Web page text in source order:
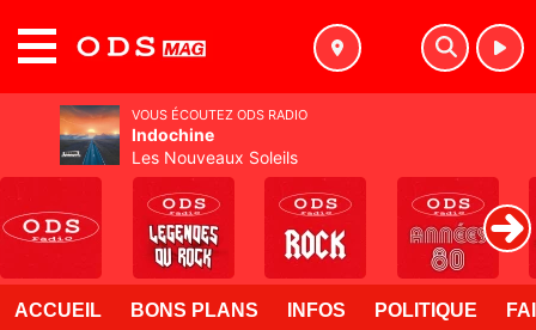
ACCUEIL BONS PLANS INFOS POLITIQUE
VOUS ÉCOUTEZ ODS RADIO
Indochine
Les Nouveaux Soleils